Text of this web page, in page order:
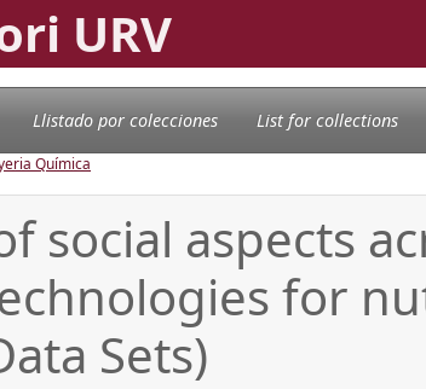
URV
Llistado por colecciones List for collections
Química
social aspects
for
Sets)